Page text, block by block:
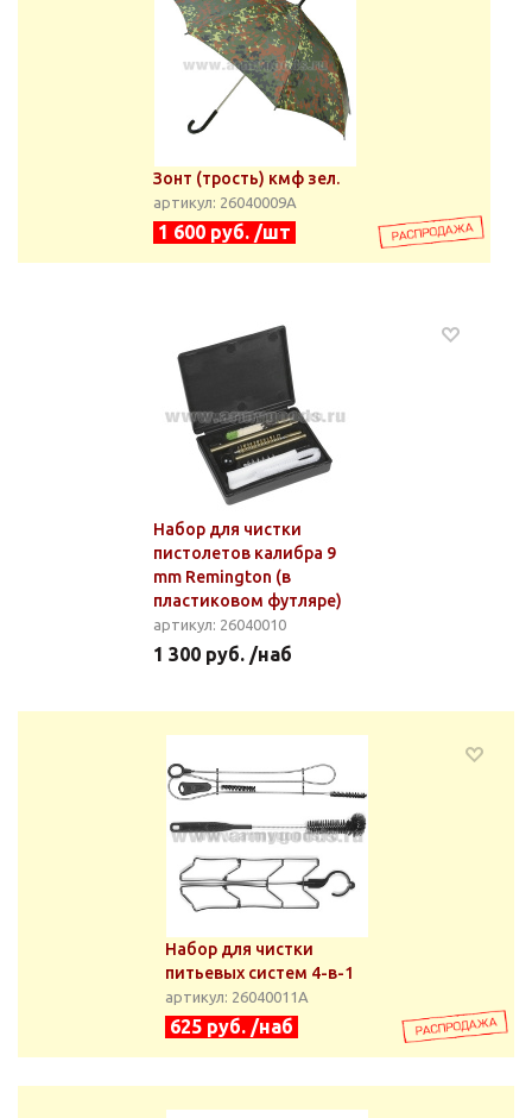
Зонт (трость) кмф зел.
артикул: 26040009А
1 600 руб. /шт
Набор для чистки
пистолетов калибра 9
mm Remington (в
пластиковом футляре)
артикул: 26040010
1 300 руб. /наб
Набор для чистки
питьевых систем 4-в-1
артикул: 26040011А
625 руб. /наб